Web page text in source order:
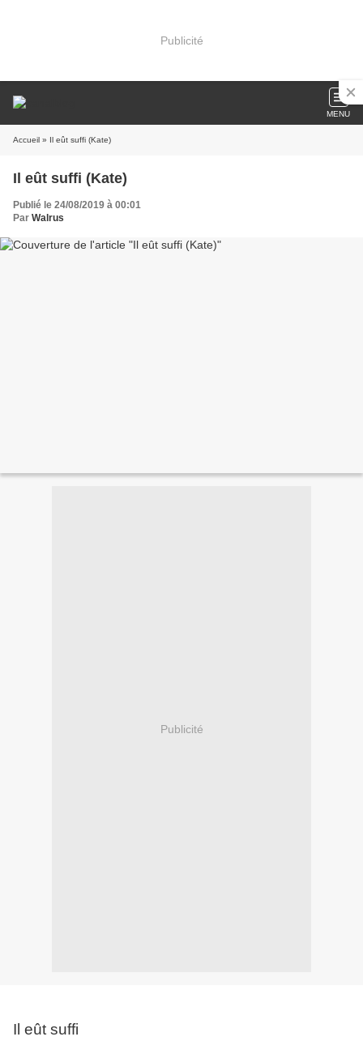
Publicité
MENU
Accueil » Il eût suffi (Kate)
Il eût suffi (Kate)
Publié le 24/08/2019 à 00:01
Par Walrus
Publicité
Il eût suffi